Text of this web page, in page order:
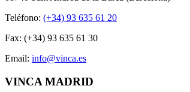
Teléfono: (+34) 93 635 61 20
Fax: (+34) 93 635 61 30
Email: info@vinca.es
VINCA MADRID